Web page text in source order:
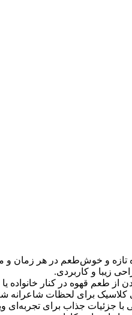
تازه و خوش‌طعم در هر زمان و
زیبا و کاربردی.
از طعم قهوه در کنار خانواده
برای لحظات شاعرانه
جزئیات جذاب برای تجربه‌ای